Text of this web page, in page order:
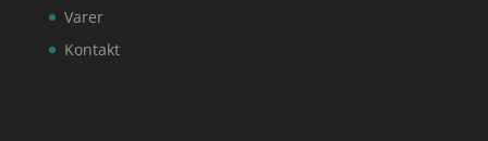
Varer
Kontakt